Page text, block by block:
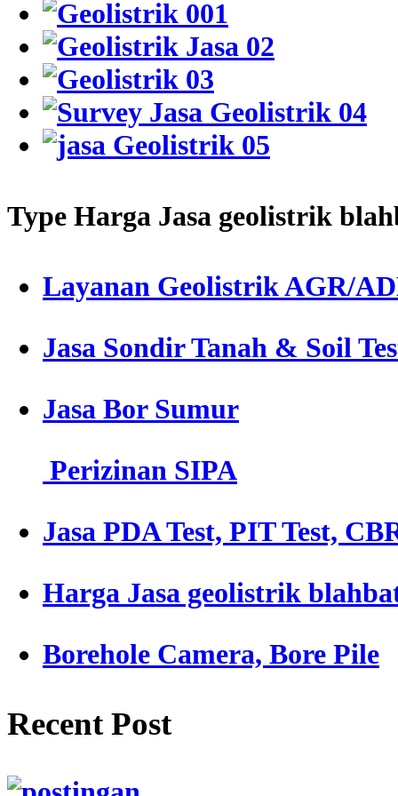
Type Harga Jasa geolistrik
Layanan Geolistrik AGR/
Jasa Sondir Tanah & Soil
Jasa Bor Sumur
Perizinan SIPA
Jasa PDA Test, PIT Test,
Harga Jasa geolistrik
Borehole Camera, Bore Pile
Recent Post